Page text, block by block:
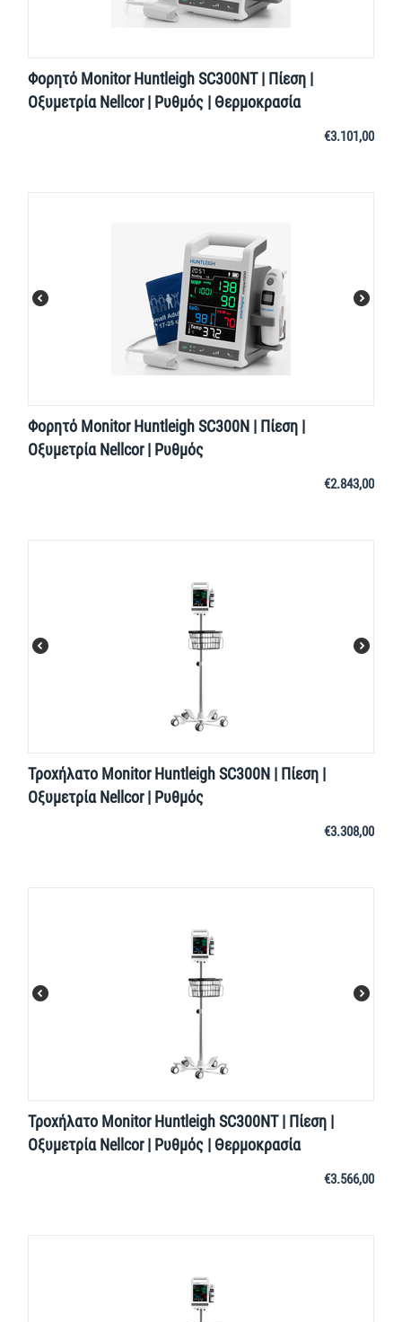
Φορητό Monitor Huntleigh SC300NT | Πίεση |
Οξυμετρία Nellcor | Ρυθμός | Θερμοκρασία
€3.101,00
Φορητό Monitor Huntleigh SC300N | Πίεση |
Οξυμετρία Nellcor | Ρυθμός
€2.843,00
Τροχήλατο Monitor Huntleigh SC300N | Πίεση |
Οξυμετρία Nellcor | Ρυθμός
€3.308,00
Τροχήλατο Monitor Huntleigh SC300NT | Πίεση |
Οξυμετρία Nellcor | Ρυθμός | Θερμοκρασία
€3.566,00